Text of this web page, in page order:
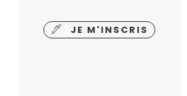
JE M'INSCRIS